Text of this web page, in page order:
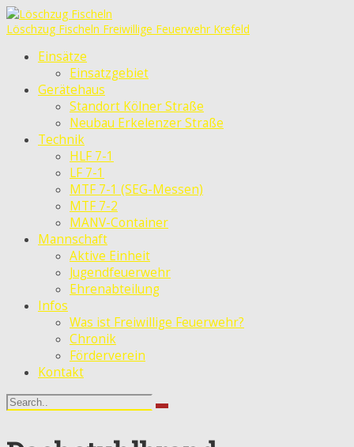
Löschzug Fischeln Freiwillige Feuerwehr Krefeld
Einsätze
Einsatzgebiet
Gerätehaus
Standort Kölner Straße
Neubau Erkelenzer Straße
Technik
HLF 7-1
LF 7-1
MTF 7-1 (SEG-Messen)
MTF 7-2
MANV-Container
Mannschaft
Aktive Einheit
Jugendfeuerwehr
Ehrenabteilung
Infos
Was ist Freiwillige Feuerwehr?
Chronik
Förderverein
Kontakt